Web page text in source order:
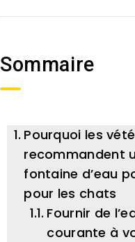
Sommaire
Pourquoi les
recommandent
fontaine d’eau
pour les chats
Fournir de
courante à